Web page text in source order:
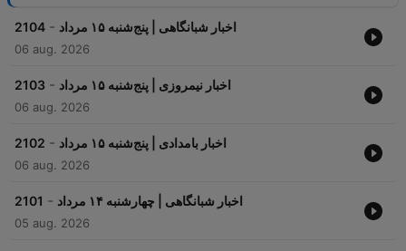
2104 - اخبار شبانگاهی | پنج‌شنبه ۱۵ مرداد
06 aug. 2026
2103 - اخبار نیمروزی | پنج‌شنبه ۱۵ مرداد
06 aug. 2026
2102 - اخبار بامدادی | پنج‌شنبه ۱۵ مرداد
06 aug. 2026
2101 - اخبار شبانگاهی | چهارشنبه ۱۴ مرداد
05 aug. 2026